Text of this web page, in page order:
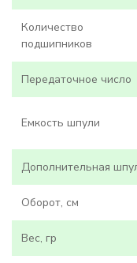
Количество
подшипников
Передаточное число
Емкость шпули
Дополнительная
Оборот, см
Вес, гр